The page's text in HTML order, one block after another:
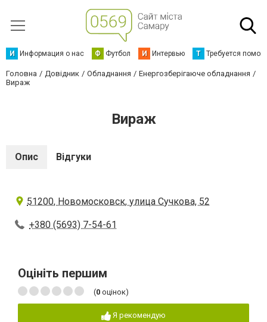
И Информация о нас Ф Футбол И Интервью Т Требуется
Головна Довідник Обладнання
Енергозберігаюче обладнання
Вираж
Вираж
Опис Відгуки
51200, Новомосковск, улица Сучкова, 52
+380 (5693) 7-54-61
Оцініть першим
(0 оцінок)
Я рекомендую